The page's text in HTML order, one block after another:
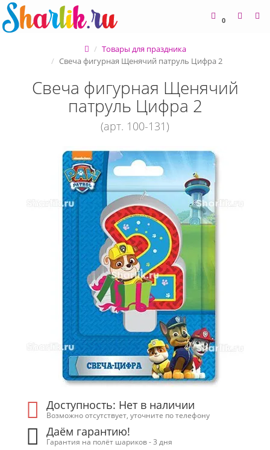
0
Товары для праздника
Свеча фигурная Щенячий патруль Цифра 2
Свеча фигурная Щенячий
патруль Цифра 2
(арт. 100-131)
Доступность: Нет в наличии
Возможно отсутствует, уточните по телефону
Даём гарантию!
Гарантия на полёт шариков - 3 дня